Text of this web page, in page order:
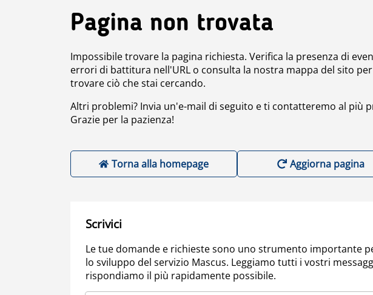
Pagina non trovata
Impossibile trovare la pagina richiesta. Verifica la presenza di
errori di battitura nell'URL o consulta la nostra mappa del sito per
trovare ciò che stai cercando.
Altri problemi? Invia un'e-mail di seguito e ti contatteremo al più
Grazie per la pazienza!
Torna alla homepage Aggiorna pagina
Scrivici
Le tue domande e richieste sono uno strumento importante
lo sviluppo del servizio Mascus. Leggiamo tutti i vostri
rispondiamo il più rapidamente possibile.